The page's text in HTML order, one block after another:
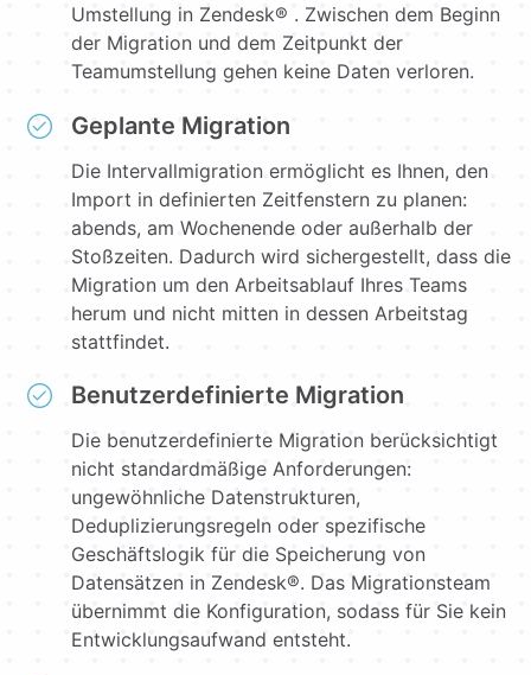
Umstellung in Zendesk® . Zwischen dem Beginn
der Migration und dem Zeitpunkt der
Teamumstellung gehen keine Daten verloren.
Geplante Migration
Die Intervallmigration ermöglicht es Ihnen, den
Import in definierten Zeitfenstern zu planen:
abends, am Wochenende oder außerhalb der
Stoßzeiten. Dadurch wird sichergestellt, dass die
Migration um den Arbeitsablauf Ihres Teams
herum und nicht mitten in dessen Arbeitstag
stattfindet.
Benutzerdefinierte Migration
Die benutzerdefinierte Migration berücksichtigt
nicht standardmäßige Anforderungen:
ungewöhnliche Datenstrukturen,
Deduplizierungsregeln oder spezifische
Geschäftslogik für die Speicherung von
Datensätzen in Zendesk®. Das Migrationsteam
übernimmt die Konfiguration, sodass für Sie kein
Entwicklungsaufwand entsteht.